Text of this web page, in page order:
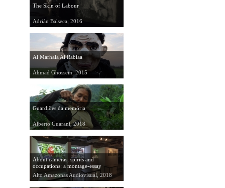
The Skin of Labour
Adrián Balseca, 2016
Al Marhala Al Rabiaa
Ahmad Ghossein, 2015
Guardiões da memória
Alberto Guarani, 2018
About cameras, spirits and
occupations: a montage-essay
triptych
Alto Amazonas Audiovisual, 2018